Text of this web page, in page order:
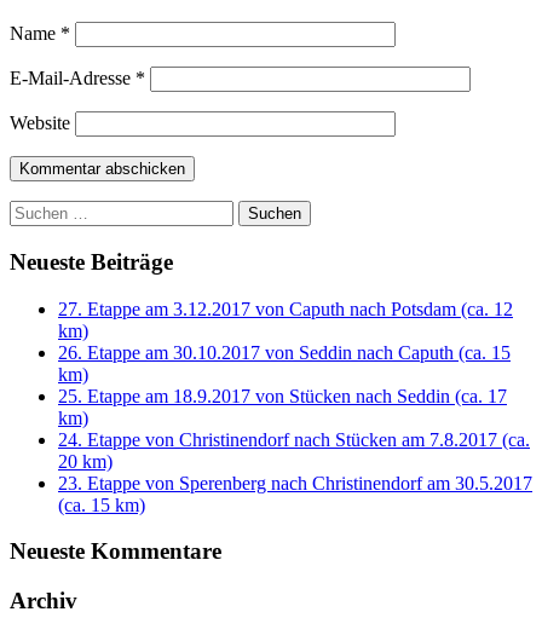
Name *
E-Mail-Adresse *
Website
Suchen
nach:
Neueste Beiträge
27. Etappe am 3.12.2017 von Caputh nach Potsdam (ca. 12
km)
26. Etappe am 30.10.2017 von Seddin nach Caputh (ca. 15
km)
25. Etappe am 18.9.2017 von Stücken nach Seddin (ca. 17
km)
24. Etappe von Christinendorf nach Stücken am 7.8.2017 (ca.
20 km)
23. Etappe von Sperenberg nach Christinendorf am 30.5.2017
(ca. 15 km)
Neueste Kommentare
Archiv